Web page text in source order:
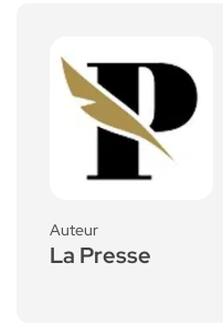
Auteur
La Presse